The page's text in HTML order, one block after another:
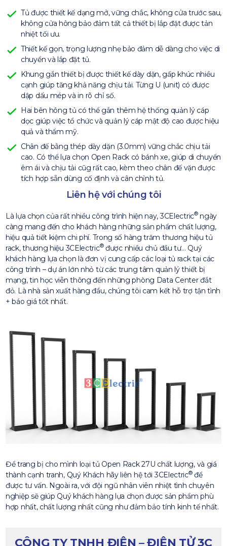
Tủ được thiết kế dạng mở, vững chắc, không cửa trước sau,
không cửa hông bảo đảm tất cả thiết bị lắp đặt được tản
nhiệt tối ưu.
Thiết kế gọn, trọng lượng nhẹ bảo đảm dễ dàng cho việc di
chuyển và lắp đặt tủ.
Khung gắn thiết bị được thiết kế dày dặn, gấp khúc nhiều
cạnh giúp tăng khả năng chịu tải. Từng U (unit) có được
dập dấu mép và in rõ chỉ số.
Hai bên hông tủ có thể gắn thêm hệ thống quản lý cáp
dọc giúp việc tổ chức và quản lý cáp mật độ cao được hiệu
quả và thẩm mỹ.
Chân đế bằng thép dày dặn (3.0mm) vững chắc chịu tải
cao. Có thể lựa chọn Open Rack có bánh xe, giúp di chuyển
êm ái và chịu tải cũg rất cao, kèm theo chân đế vặn được
tích hợp sẵn dùng cố định và cân chỉnh tủ.
Liên hệ với chúng tôi
Là lựa chọn của rất nhiều công trình hiện nay, 3CElectric®ngày
càng mang đến cho khách hàng những sản phẩm chất lượng,
hiệu quả tiết kiệm chi phí. Trong số hàng trăm thương hiệu tủ
rack, thương hiệu 3CElectric®được nhiều chủ đầu tư… Quý
khách hàng lựa chọn là đơn vị cung cấp các loại tủ rack tại các
công trình – dự án lớn nhỏ từ các trung tâm quản lý thiết bị
mạng, tin học viễn thông đến những phòng Data Center đắt
đỏ. Là nhà sản xuất hàng đầu, chúng tôi cam kết hỗ trợ tận tình
+ báo giá tốt nhất.
Để trang bị cho mình loại tủ Open Rack 27U chất lượng, và giá
thành cạnh tranh, Quý Khách hãy liên hệ tới 3CElectric®để
được tư vấn. Ngoài ra, với đội ngũ nhân viên nhiệt tình chuyên
nghiệp sẽ giúp Quý khách hàng lựa chọn được sản phẩm phù
hợp nhất, chất lượng nhất cũng như đảm bảo tính kinh tế nhất.
CÔNG TY TNHH ĐIỆN – ĐIỆN TỬ 3C